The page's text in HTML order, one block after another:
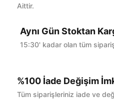
Aittir.
Aynı Gün Stoktan
15:30' kadar olan tüm
%100 İade Değişim
Tüm siparişleriniz iade ve